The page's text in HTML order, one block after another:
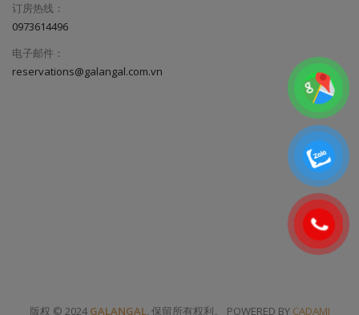
订房热线：
0973614496
电子邮件：
reservations@galangal.com.vn
版权 © 2024 GALANGAL, 保留所有权利。 POWERED BY CADAMI